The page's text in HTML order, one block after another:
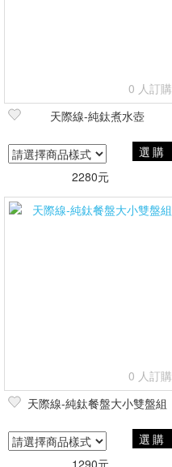
0 人訂購
天際線-純鈦煮水壺
選購
2280元
0 人訂購
天際線-純鈦餐盤大小雙盤組
選購
1290元